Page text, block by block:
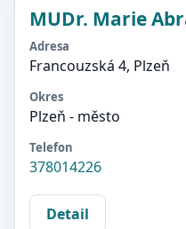
MUDr. Marie
Adresa
Francouzská 4, Plzeň
Okres
Plzeň - město
Telefon
378014226
Detail